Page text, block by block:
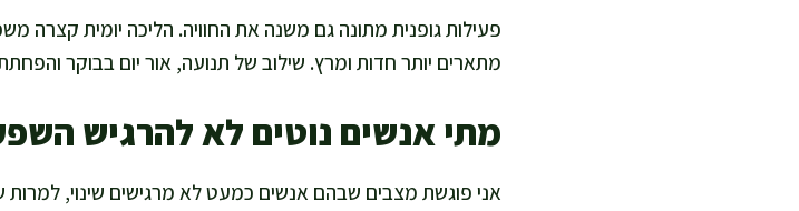
פעילות גופנית מתונה גם משנה את החוויה. הליכה יומית קצרה
מתארים יותר חדות ומרץ. שילוב של תנועה, אור יום בבוקר
מתי אנשים נוטים לא להרגיש
אני פוגשת מצבים שבהם אנשים כמעט לא מרגישים שינוי, למרות